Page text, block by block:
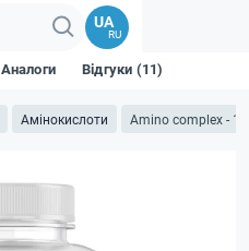
UA
RU
Амінокислоти Amino complex -
Аналоги Відгуки (11)